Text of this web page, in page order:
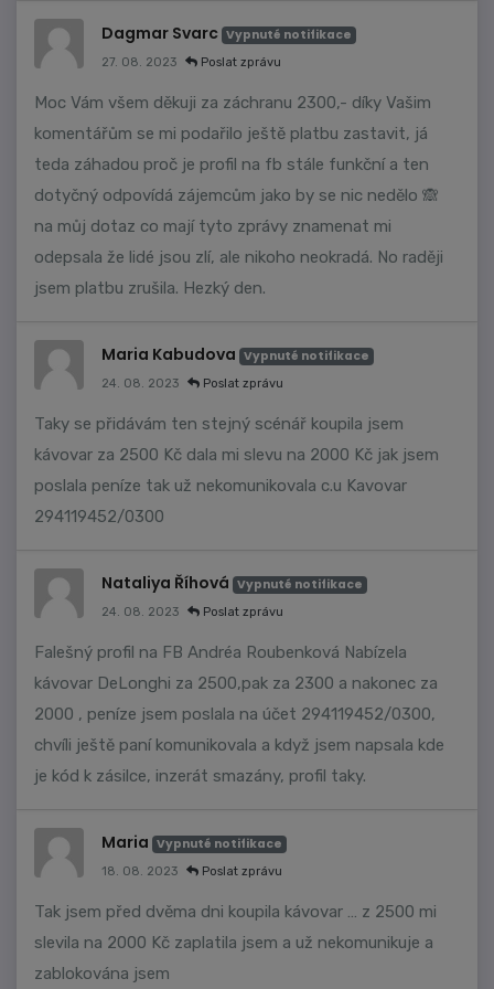
Dagmar Svarc Vypnuté notifikace
27. 08. 2023 Poslat zprávu
Moc Vám všem děkuji za záchranu 2300,- díky Vašim
komentářům se mi podařilo ještě platbu zastavit, já
teda záhadou proč je profil na fb stále funkční a ten
dotyčný odpovídá zájemcům jako by se nic nedělo 🙈
na můj dotaz co mají tyto zprávy znamenat mi
odepsala že lidé jsou zlí, ale nikoho neokradá. No raději
jsem platbu zrušila. Hezký den.
Maria Kabudova Vypnuté notifikace
24. 08. 2023 Poslat zprávu
Taky se přidávám ten stejný scénář koupila jsem
kávovar za 2500 Kč dala mi slevu na 2000 Kč jak jsem
poslala peníze tak už nekomunikovala c.u Kavovar
294119452/0300
Nataliya Říhová Vypnuté notifikace
24. 08. 2023 Poslat zprávu
Falešný profil na FB Andréa Roubenková Nabízela
kávovar DeLonghi za 2500,pak za 2300 a nakonec za
2000 , peníze jsem poslala na účet 294119452/0300,
chvíli ještě paní komunikovala a když jsem napsala kde
je kód k zásilce, inzerát smazány, profil taky.
Maria Vypnuté notifikace
18. 08. 2023 Poslat zprávu
Tak jsem před dvěma dni koupila kávovar … z 2500 mi
slevila na 2000 Kč zaplatila jsem a už nekomunikuje a
zablokována jsem